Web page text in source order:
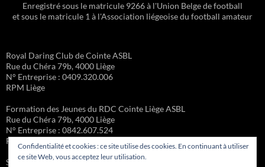
Enregistré sous le matricule 9266 à l'Union Belge de football
et sous le matricule 1 à l'Association liégeoise du football amateur
Royal Daring Club de Cointe ASBL
Rue du Chéra 79b, 4000 Liège
N° Entreprise : 0409.320.006
RPM Liège
Formation des Jeunes du RDC Cointe Liège ASBL
Rue du Chéra 79b, 4000 Liège
N° Entreprise : 0842.607.524
RPM Liège
Site administré par la Formation des Jeunes – Michel Gueury :
Confidentialité et cookies : ce site utilise des cookies. En continuant à utiliser
ce site Web, vous acceptez leur utilisation.